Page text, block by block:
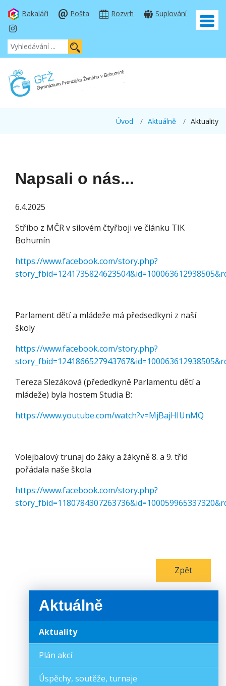
Bakaláři Pošta Rozvrh Suplování
Úvod Aktuálně Aktuality
Napsali o nás...
6.4.2025
Stříbo z MČR v silovém čtyřboji ve článku TIK
Bohumín
https://www.facebook.com/story.php?
Parlament dětí a mládeže má předsedkyni z naší
školy
https://www.facebook.com/story.php?
Tereza Slezáková (přededkyně Parlamentu dětí a
mládeže) byla hostem Studia B:
https://www.youtube.com/watch?v=MjBajHIUnMQ
Volejbalový trunaj do žáky a žákyně 8. a 9. tříd
pořádala naše škola
https://www.facebook.com/story.php?
Zpět
Aktuálně
Aktuality
Plán akcí
Úspěchy, soutěže, turnaje